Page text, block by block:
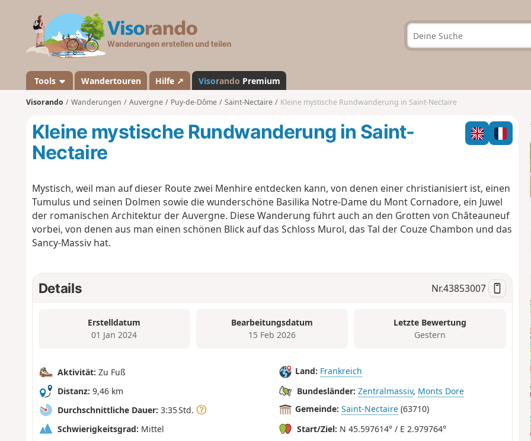
a
n
d
Tools Wandertouren Hilfe ↗ Visorando Premium
Visorando Wanderungen Auvergne Puy-de-Dôme Saint-Nectaire Kleine mystische Rundwanderung in Saint-Nectaire
Kleine mystische Rundwanderung in Saint-
Nectaire
Mystisch, weil man auf dieser Route zwei Menhire entdecken kann, von denen einer christianisiert ist, einen
Tumulus und seinen Dolmen sowie die wunderschöne Basilika Notre-Dame du Mont Cornadore, ein Juwel
der romanischen Architektur der Auvergne. Diese Wanderung führt auch an den Grotten von Châteauneuf
vorbei, von denen aus man einen schönen Blick auf das Schloss Murol, das Tal der Couze Chambon und das
Sancy-Massiv hat.
Details Nr.43853007
Erstelldatum
01 Jan 2024
Bearbeitungsdatum
15 Feb 2026
Letzte Bewertung
Gestern
Aktivität: Zu Fuß
Distanz: 9,46 km
Durchschnittliche Dauer: 3:35 Std.
Schwierigkeitsgrad: Mittel
Land: Frankreich
Bundesländer: Zentralmassiv, Monts Dore
Gemeinde: Saint-Nectaire (63710)
Start/Ziel: N 45.597614° / E 2.979764°